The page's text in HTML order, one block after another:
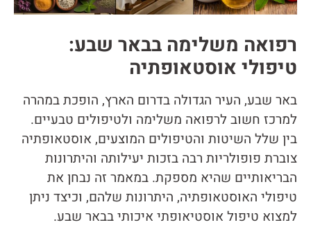
רפואה משלימה בבאר שבע:
טיפולי אוסטאופתיה
באר שבע, העיר הגדולה בדרום הארץ, הופכת במהרה
למרכז חשוב לרפואה משלימה ולטיפולים טבעיים.
בין שלל השיטות והטיפולים המוצעים, אוסטאופתיה
צוברת פופולריות רבה בזכות יעילותה והיתרונות
הבריאותיים שהיא מספקת. במאמר זה נבחן את
טיפולי האוסטאופתיה, היתרונות שלהם, וכיצד ניתן
למצוא טיפול אוסטיאופתי איכותי בבאר שבע.